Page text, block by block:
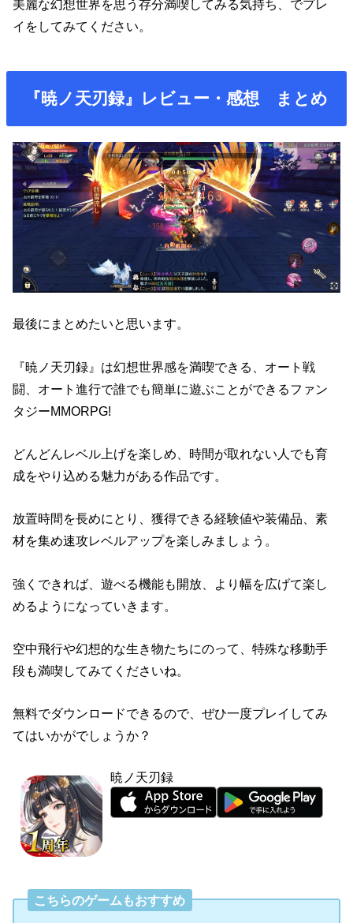
美麗な幻想世界を思う存分満喫してみる気持ち、でプレ
イをしてみてください。
『暁ノ天刃録』レビュー・感想 まとめ
最後にまとめたいと思います。
『暁ノ天刃録』は幻想世界感を満喫できる、オート戦
闘、オート進行で誰でも簡単に遊ぶことができるファン
タジーMMORPG!
どんどんレベル上げを楽しめ、時間が取れない人でも育
成をやり込める魅力がある作品です。
放置時間を長めにとり、獲得できる経験値や装備品、素
材を集め速攻レベルアップを楽しみましょう。
強くできれば、遊べる機能も開放、より幅を広げて楽し
めるようになっていきます。
空中飛行や幻想的な生き物たちにのって、特殊な移動手
段も満喫してみてくださいね。
無料でダウンロードできるので、ぜひ一度プレイしてみ
てはいかがでしょうか？
暁ノ天刃録
こちらのゲームもおすすめ